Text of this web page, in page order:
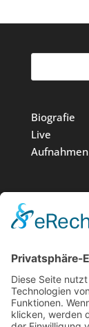
Biografie
Live
Aufnahmen
Medien
News
Kontakt